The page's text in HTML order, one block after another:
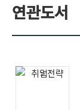
연관도서
>